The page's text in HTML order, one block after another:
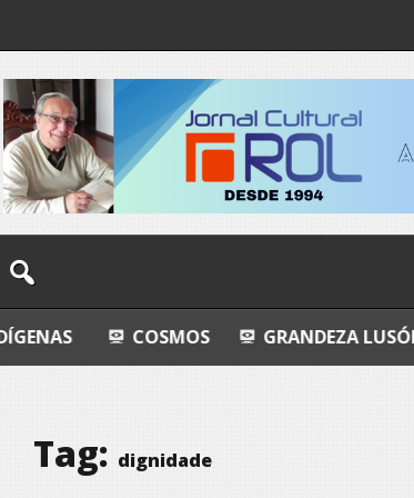
COSMOS GRANDEZA LUSÓFONA E EXPO-
Tag: dignidade